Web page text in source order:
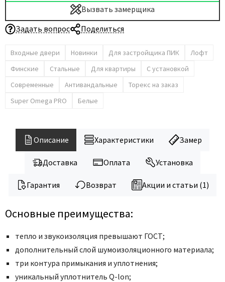
Вызвать замерщика
Задать вопрос
Поделиться
Входные двери Новинки Для застройщика ПИК
Лофт
Финские
Стальные Для квартиры
С установкой
Современные
Антивандальные
Торекс на заказ
Super Omega PRO
Белые
Описание Характеристики Замер
Доставка Оплата Установка
Гарантия Возврат Акции и статьи (1)
Основные преимущества:
тепло и звукоизоляция превышают ГОСТ;
дополнительный слой шумоизоляционного материала;
три контура примыкания и уплотнения;
уникальный уплотнитель Q-lon;